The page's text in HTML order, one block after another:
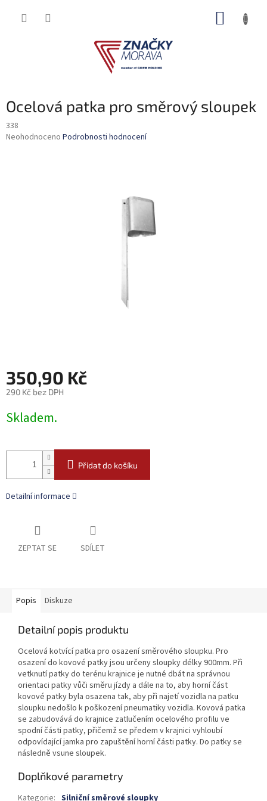
Ocelová patka pro směrový sloupek
338
Průměrné
Neohodnoceno Podrobnosti hodnocení
350,90 Kč
290 Kč bez DPH
cena:
Skladem.
Přidat do košíku
Detailní informace
ZEPTAT SE SDÍLET
Popis Diskuze
Detailní popis produktu
Ocelová kotvící patka pro osazení směrového sloupku. Pro
osazení do kovové patky jsou určeny sloupky délky 900mm. Při
vetknutí patky do terénu krajnice je nutné dbát na správnou
orientaci patky vůči směru jízdy a dále na to, aby horní část
kovové patky byla osazena tak, aby při najetí vozidla na patku
sloupku nedošlo k poškození pneumatiky vozidla. Kovová patka
se zabudovává do krajnice zatlučením ocelového profilu ve
spodní části patky, přičemž se předem v krajnici vyhloubí
odpovídající jamka pro zapuštění horní části patky. Do patky se
následně vsune sloupek.
Doplňkové parametry
Kategorie: Silniční směrové sloupky